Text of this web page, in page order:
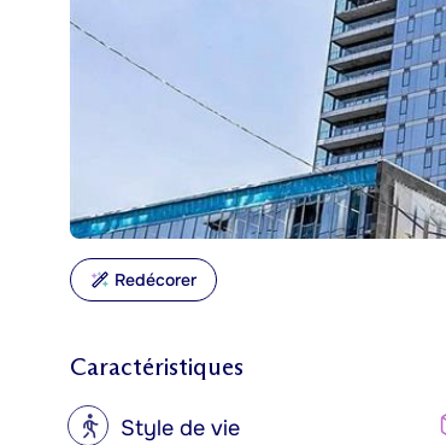
Redécorer
Caractéristiques
? Style de vie